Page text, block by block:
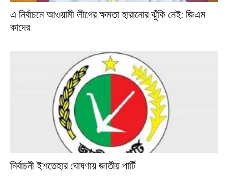
এ নির্বাচনে আওয়ামী লীগের ক্ষমতা হারানোর ঝুঁকি নেই: জিএম
কাদের
নির্বাচনী ইশতেহার ঘোষণায় জাতীয় পার্টি